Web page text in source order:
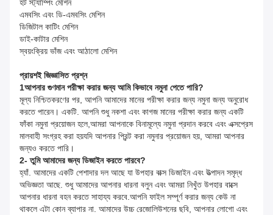
হট স্ট্যাম্পিং মেশিন
এমবসিং এবং ডি-এমবসিং মেশিন
ডিজিটাল কাটিং মেশিন
ডাই-কাটার মেশিন
স্বয়ংক্রিয় ভাঁজ এবং আঠালো মেশিন
প্রায়শই জিজ্ঞাসিত প্রশ্ন
1আপনার গুণমান পরীক্ষা করার জন্য আমি কিভাবে নমুনা পেতে পারি?
মূল্য নিশ্চিতকরণের পর, আপনি আমাদের মানের পরীক্ষা করার জন্য নমুনা জন্য অনুরোধ
করতে পারেন। একটি. আপনি শুধু নকশা এবং কাগজ মানের পরীক্ষা করার জন্য একটি
ফাঁকা নমুনা প্রয়োজন হলে,আমরা আপনাকে বিনামূল্যে নমুনা প্রদান করবে এবং এক্সপ্রেস
মালবাহী সংগ্রহ করা হয়যদি আপনার প্রিন্ট করা নমুনার প্রয়োজন হয়, আমরা আপনার
জন্যও করতে পারি।
2- তুমি আমাদের জন্য ডিজাইন করতে পারবে?
হ্যাঁ. আমাদের একটি পেশাদার দল আছে যা উপহার বাক্স ডিজাইন এবং উত্পাদন সমৃদ্ধ
অভিজ্ঞতা আছে. শুধু আমাদের আপনার ধারনা বলুন এবং আমরা নিখুঁত উপহার বাক্সে
আপনার ধারনা বহন করতে সাহায্য করবে.আপনি ফাইল সম্পূর্ণ করার জন্য কেউ না
থাকলে এটা কোন ব্যাপার না. আমাদের উচ্চ রেজোলিউশনের ছবি, আপনার লোগো এবং